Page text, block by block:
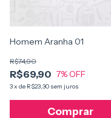
Homem Aranha 01
R$69,90
R$74,90
7% OFF
3x de R$23,30 sem juros
Comprar